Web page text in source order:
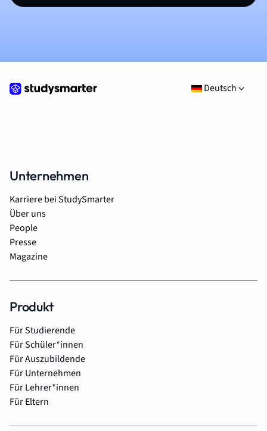
Deutsch
Unternehmen
Karriere bei StudySmarter
Über uns
People
Presse
Magazine
Produkt
Für Studierende
Für Schüler*innen
Für Auszubildende
Für Unternehmen
Für Lehrer*innen
Für Eltern